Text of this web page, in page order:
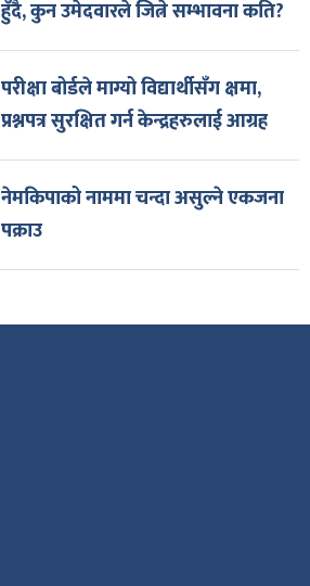
हुँदै, कुन उमेदवारले जित्ने सम्भावना कति?
परीक्षा बोर्डले माग्यो विद्यार्थीसँग क्षमा,
प्रश्नपत्र सुरक्षित गर्न केन्द्रहरुलाई आग्रह
नेमकिपाको नाममा चन्दा असुल्ने एकजना
पक्राउ